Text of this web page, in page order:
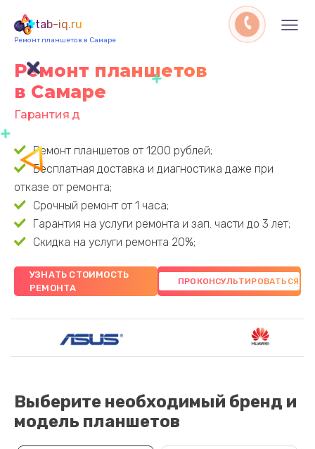
tab-iq.ru
Ремонт планшетов в Самаре
Ремонт планшетов
в Самаре
Гарантия до 3 лет
Ремонт планшетов от 1200 рублей;
Бесплатная доставка и диагностика даже при
отказе от ремонта;
Срочный ремонт от 1 часа;
Гарантия на услуги ремонта и зап. части до 3 лет;
Скидка на услуги ремонта 20%;
УЗНАТЬ СТОИМОСТЬ
РЕМОНТА
Выберите необходимый бренд и
модель планшетов